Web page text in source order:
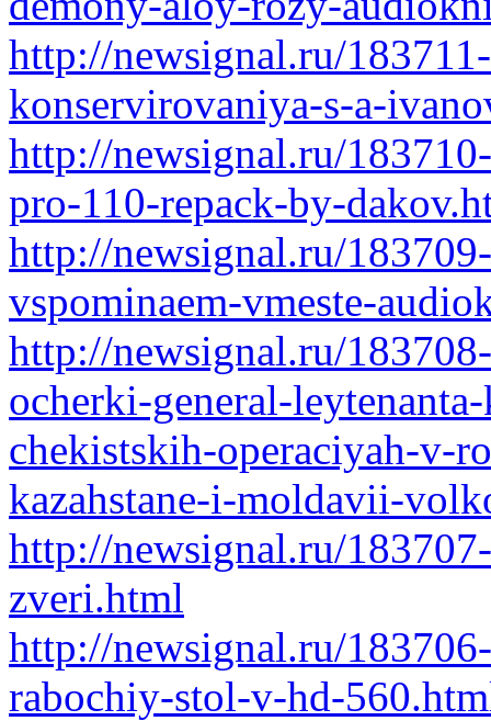
http://newsignal.ru/
konservirovaniya-s-a-
http://newsignal.ru/
pro-110-repack-by-
http://newsignal.ru/
vspominaem-vmeste-
http://newsignal.ru/
ocherki-general-
chekistskih-operaciyah-v-
kazahstane-i-moldavii-
http://newsignal.ru/
zveri.html
http://newsignal.ru/
rabochiy-stol-v-hd-